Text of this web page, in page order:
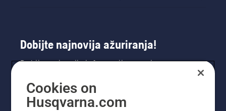
Dobijte najnovija ažuriranja!
Dobijte najnovije informacije o novim
proizvodima, specijalnim ponudama i još mnogo
toga. Prijavite se na naš bilten ovdje.
Cookies on
Husqvarna.com